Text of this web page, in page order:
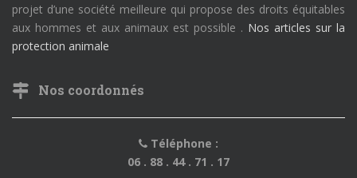
projet d’une société meilleure qui propose des droits équitables
aux hommes et aux animaux est possible . Nos articles sur la
protection animale
Nos coordonnés
Téléphone :
06 . 88 . 44 . 71 . 17